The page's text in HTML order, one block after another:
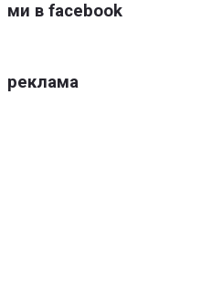
ми в facebook
реклама